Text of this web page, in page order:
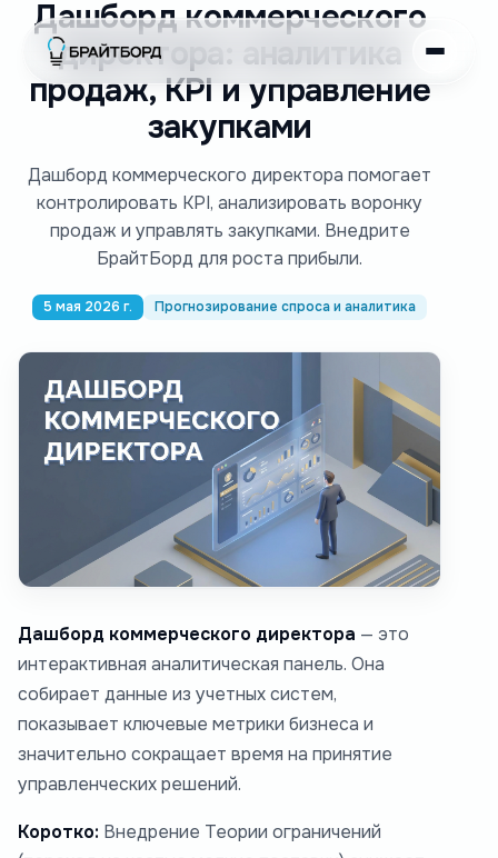
Дашборд коммерческого
директора: аналитика
продаж, KPI и управление
закупками
Дашборд коммерческого директора помогает
контролировать KPI, анализировать воронку
продаж и управлять закупками. Внедрите
БрайтБорд для роста прибыли.
5 мая 2026 г. Прогнозирование спроса и аналитика
Дашборд коммерческого директора — это
интерактивная аналитическая панель. Она
собирает данные из учетных систем,
показывает ключевые метрики бизнеса и
значительно сокращает время на принятие
управленческих решений.
Коротко: Внедрение Теории ограничений